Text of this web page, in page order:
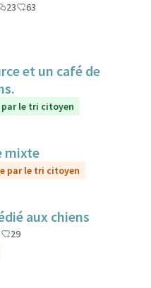
23
63
et un café de
par le tri citoyen
mixte
par le tri citoyen
aux chiens
29